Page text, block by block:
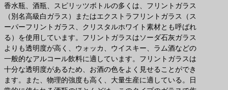
香水瓶、酒瓶、スピリッツボトルの多くは、フリントガラス
（別名高級白ガラス）またはエクストラフリントガラス（ス
ーパーフリントガラス、クリスタルホワイト素材とも呼ばれ
る）を使用しています。フリントガラスはソーダ石灰ガラス
よりも透明度が高く、ウォッカ、ウイスキー、ラム酒などの
一般的なアルコール飲料に適しています。フリントガラスは
十分な透明度があるため、お酒の色をよく見せることができ
ます。また、物理的強度も高く、大量生産に適している。日